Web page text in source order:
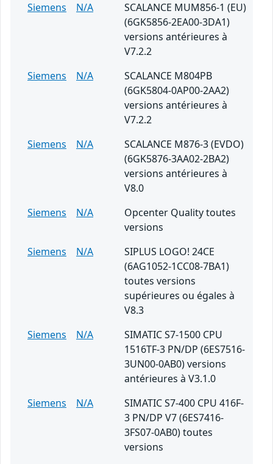
Siemens
N/A
SCALANCE MUM856-1 (EU)
(6GK5856-2EA00-3DA1)
versions antérieures à
V7.2.2
Siemens
N/A
SCALANCE M804PB
(6GK5804-0AP00-2AA2)
versions antérieures à
V7.2.2
Siemens
N/A
SCALANCE M876-3 (EVDO)
(6GK5876-3AA02-2BA2)
versions antérieures à
V8.0
Siemens
N/A
Opcenter Quality toutes
versions
Siemens
N/A
SIPLUS LOGO! 24CE
(6AG1052-1CC08-7BA1)
toutes versions
supérieures ou égales à
V8.3
Siemens
N/A
SIMATIC S7-1500 CPU
1516TF-3 PN/DP (6ES7516-
3UN00-0AB0) versions
antérieures à V3.1.0
Siemens
N/A
SIMATIC S7-400 CPU 416F-
3 PN/DP V7 (6ES7416-
3FS07-0AB0) toutes
versions